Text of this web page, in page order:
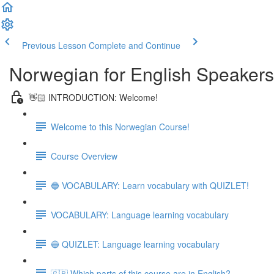
Previous Lesson Complete and Continue
Norwegian for English
👋🏻 INTRODUCTION: Welcome!
Welcome to this Norwegian Course!
Course Overview
🔵 VOCABULARY: Learn vocabulary with QUIZLET!
VOCABULARY: Language learning vocabulary
🔵 QUIZLET: Language learning vocabulary